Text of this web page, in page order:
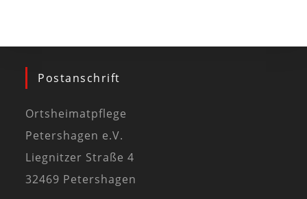
Postanschrift
Ortsheimatpflege
Petershagen e.V.
Liegnitzer Straße 4
32469 Petershagen